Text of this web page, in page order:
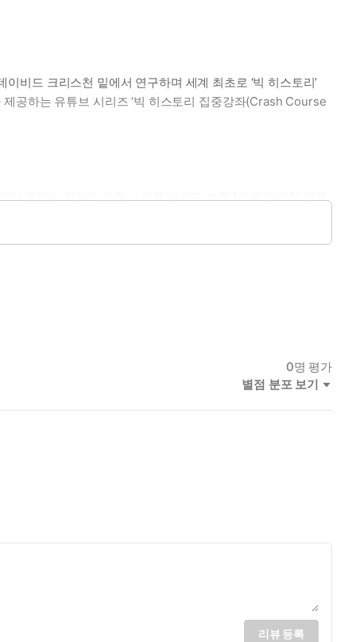
비드 크리스천 밑에서 연구하며 세계 최초로 ‘빅 히스토리’
공하는 유튜브 시리즈 ‘빅 히스토리 집중강좌(Crash Course
틈틈이 적어온 과학 노트를 아직도 보물 1호로 간직할 만큼
0명 평가
별점 분포 보기
리뷰 등록